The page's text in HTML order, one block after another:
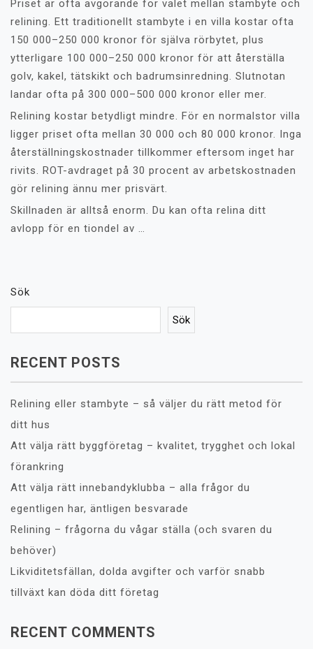
Priset är ofta avgörande för valet mellan stambyte och
relining. Ett traditionellt stambyte i en villa kostar ofta
150 000–250 000 kronor för själva rörbytet, plus
ytterligare 100 000–250 000 kronor för att återställa
golv, kakel, tätskikt och badrumsinredning. Slutnotan
landar ofta på 300 000–500 000 kronor eller mer.
Relining kostar betydligt mindre. För en normalstor villa
ligger priset ofta mellan 30 000 och 80 000 kronor. Inga
återställningskostnader tillkommer eftersom inget har
rivits. ROT-avdraget på 30 procent av arbetskostnaden
gör relining ännu mer prisvärt.
Skillnaden är alltså enorm. Du kan ofta relina ditt
avlopp för en tiondel av …
Sök
Sök
RECENT POSTS
Relining eller stambyte – så väljer du rätt metod för
ditt hus
Att välja rätt byggföretag – kvalitet, trygghet och lokal
förankring
Att välja rätt innebandyklubba – alla frågor du
egentligen har, äntligen besvarade
Relining – frågorna du vågar ställa (och svaren du
behöver)
Likviditetsfällan, dolda avgifter och varför snabb
tillväxt kan döda ditt företag
RECENT COMMENTS